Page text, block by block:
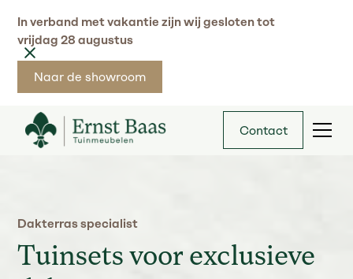
In verband met vakantie zijn wij gesloten tot
vrijdag 28 augustus
Naar de showroom
Contact
Dakterras specialist
Tuinsets voor exclusieve